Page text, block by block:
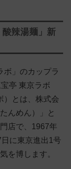
辣湯麺」新
ボ」のカップラ
亭 東京ラボ
）とは、株式会
んめん）」と
店で、1967年
に東京進出1号
を博します。